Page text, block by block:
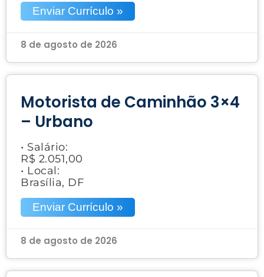
Enviar Currículo »
8 de agosto de 2026
Motorista de Caminhão 3×4
– Urbano
• Salário:
R$ 2.051,00
• Local:
Brasília, DF
Enviar Currículo »
8 de agosto de 2026